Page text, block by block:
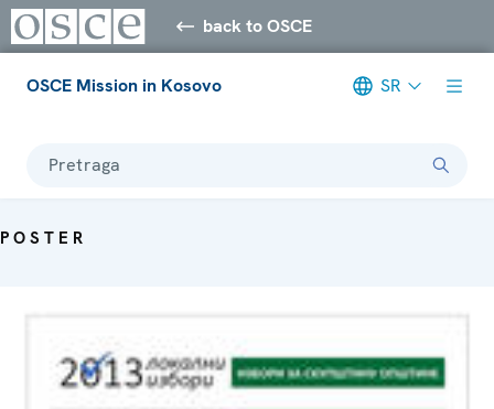
back to OSCE
OSCE Mission in Kosovo SR
Pretraga
POSTER